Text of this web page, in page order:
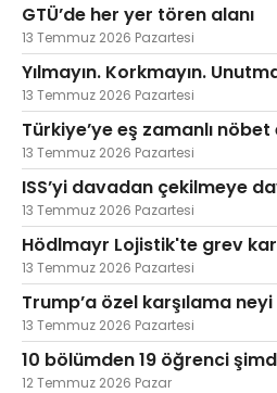
GTÜ’de her yer tören alanı
13 Temmuz 2026 Pazartesi
Yılmayın. Korkmayın.
13 Temmuz 2026 Pazartesi
Türkiye’ye eş zamanlı nöbet
13 Temmuz 2026 Pazartesi
ISS’yi davadan çekilmeye
13 Temmuz 2026 Pazartesi
Hödlmayr Lojistik'te grev
13 Temmuz 2026 Pazartesi
Trump’a özel karşılama
13 Temmuz 2026 Pazartesi
10 bölümden 19 öğrenci
12 Temmuz 2026 Pazar